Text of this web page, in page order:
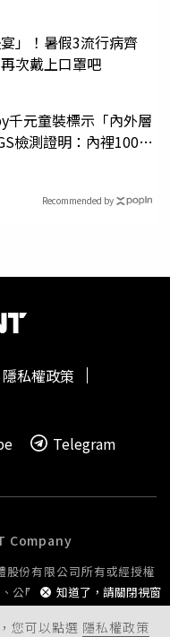
」！暑假3流行病齊
次戴上口罩吧
千元童裝標示「內外層
檢測證明：內裡100%
Recommended by
您可以點選 隱私權政策
知道了，請關閉視窗
隱私權政策
Telegram
Company
股份有限公司所有或經授權
公開播送或公開傳輸。